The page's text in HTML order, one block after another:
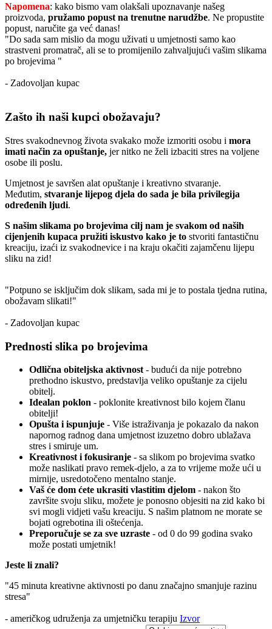
Napomena: kako bismo vam olakšali upoznavanje našeg
proizvoda, pružamo popust na trenutne narudžbe. Ne propustite
popust, naručite ga već danas!
"Do sada sam mislio da mogu uživati u umjetnosti samo kao
strastveni promatrač, ali se to promijenilo zahvaljujući vašim slikama
po brojevima "
- Zadovoljan kupac
Zašto ih naši kupci obožavaju?
Stres svakodnevnog života svakako može izmoriti osobu i mora
imati način za opuštanje, jer nitko ne želi izbaciti stres na voljene
osobe ili poslu.
Umjetnost je savršen alat opuštanje i kreativno stvaranje.
Međutim, stvaranje lijepog djela do sada je bila privilegija
određenih ljudi.
S našim slikama po brojevima cilj nam je svakom od naših
cijenjenih kupaca pružiti iskustvo kako je to stvoriti fantastičnu
kreaciju, izaći iz svakodnevice i na kraju okačiti zajamčenu lijepu
sliku na zid!
"Potpuno se isključim dok slikam, sada mi je to postala tjedna rutina,
obožavam slikati!"
- Zadovoljan kupac
Prednosti slika po brojevima
Odlična obiteljska aktivnost- budući da nije potrebno
prethodno iskustvo, predstavlja veliko opuštanje za cijelu
obitelj.
Idealan poklon - poklonite kreativnost bilo kojem članu
obitelji!
Opušta i ispunjuje - Više istraživanja je pokazalo da nakon
napornog radnog dana umjetnost izuzetno dobro ublažava
stres i smiruje um.
Kreativnost i fokusiranje - sa slikom po brojevima svatko
može naslikati pravo remek-djelo, a za to vrijeme može ući u
mirnije, usredotočeno mentalno stanje.
Vaš će dom ćete ukrasiti vlastitim djelom - nakon što
završite svoju sliku, možete je ponosno objesiti na zid kako bi
svi mogli vidjeti vašu kreaciju. S našim platnom ne morate se
bojati ogrebotina ili oštećenja.
Preporučuje se za sve uzraste - od 0 do 99 godina svako
može postati umjetnik!
Jeste li znali?
"45 minuta kreativne aktivnosti po danu značajno smanjuje razinu
stresa"
- američkog udruženja za umjetničku terapiju Izvor